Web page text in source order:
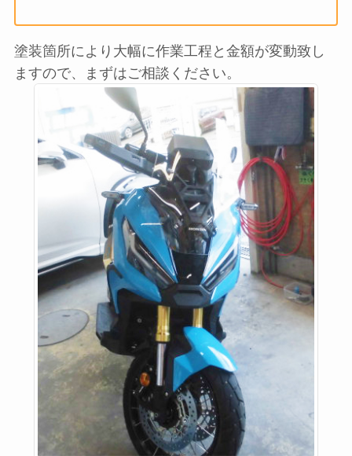
塗装箇所により大幅に作業工程と金額が変動致し
ますので、まずはご相談ください。